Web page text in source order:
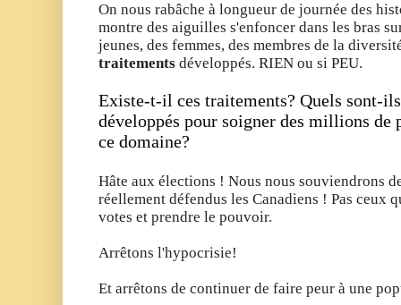
On nous rabâche à longueur de journée des
montre des aiguilles s'enfoncer dans les bras
jeunes, des femmes, des membres de la
traitements développés. RIEN ou si PEU.
Existe-t-il ces traitements? Quels sont-
développés pour soigner des millions de
ce domaine?
Hâte aux élections ! Nous nous souviendrons
réellement défendus les Canadiens ! Pas ceux
votes et prendre le pouvoir.
Arrêtons l'hypocrisie!
Et arrêtons de continuer de faire peur à une